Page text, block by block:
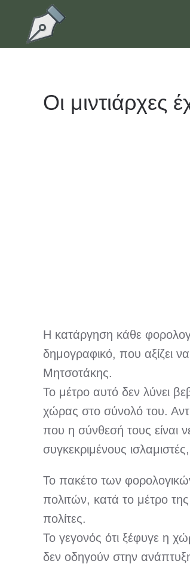
Skip to main content
Οι μιντιάρχες
Η κατάργηση κάθε
δημογραφικό, που αξίζει
Μητσοτάκης.
Το μέτρο αυτό δεν λύνει
χώρας στο σύνολό του.
που η σύνθεσή τους είναι
συγκεκριμένους
Το πακέτο των
πολιτών, κατά το μέτρο της
πολίτες.
Το γεγονός ότι ξέφυγε η
δεν οδηγούν στην